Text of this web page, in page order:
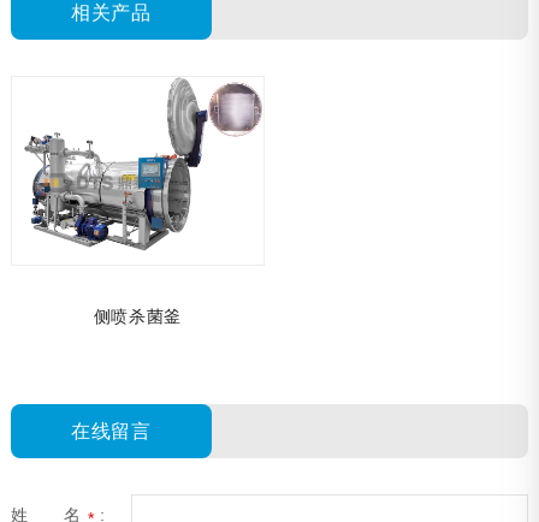
相关产品
侧喷杀菌釜
在线留言
姓 名 :